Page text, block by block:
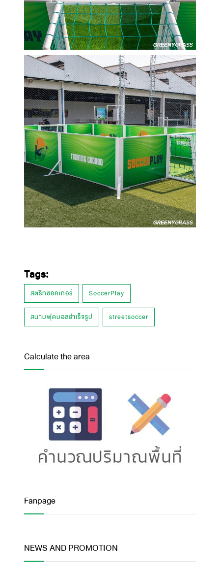
Tags:
สตรีทซอคเกอร์ SoccerPlay
สนามฟุตบอลสำเร็จรูป streetsoccer
Calculate the area
Fanpage
NEWS AND PROMOTION